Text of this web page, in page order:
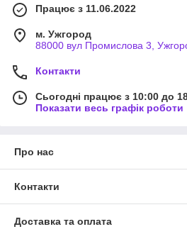
Працює з 11.06.2022
м. Ужгород
88000 вул Промислова 3,
Контакти
Сьогодні працює з 10:00 до
Показати весь графік роботи
Про нас
Контакти
Доставка та оплата